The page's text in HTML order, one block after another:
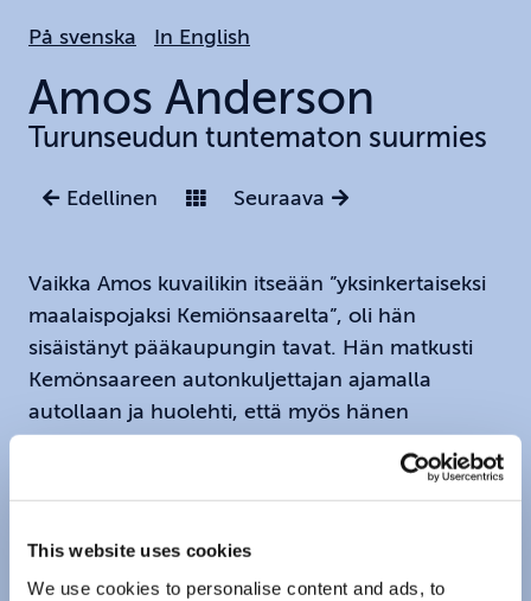
This website uses cookies
We use cookies to personalise content and ads, to
huvudinnehållet
På svenska In English
Amos Anderson
Turunseudun tuntematon suurmies
Edellinen Seuraava
Vaikka Amos kuvailikin itseään ”yksinkertaiseksi
maalaispojaksi Kemiönsaarelta”, oli hän
sisäistänyt pääkaupungin tavat. Hän matkusti
Kemönsaareen autonkuljettajan ajamalla
autollaan ja huolehti, että myös hänen
tunsi myös suurta kunnioitusta kotiseutuaan
kohtaan: ajaessaan Strömman kanaalin sillalle,
hän pyysi kuskiaan hidastamaan ja nosti